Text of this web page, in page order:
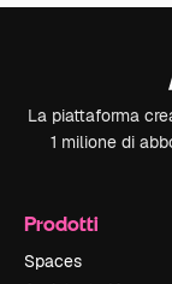
La piattaforma
1 milione di
Prodotti
Spaces